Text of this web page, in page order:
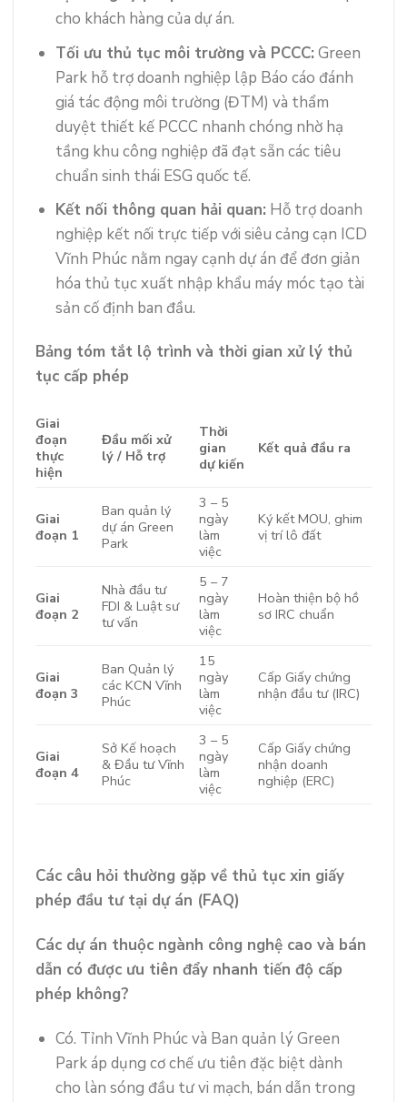
cho khách hàng của dự án.
Tối ưu thủ tục môi trường và PCCC: Green
Park hỗ trợ doanh nghiệp lập Báo cáo đánh
giá tác động môi trường (ĐTM) và thẩm
duyệt thiết kế PCCC nhanh chóng nhờ hạ
tầng khu công nghiệp đã đạt sẵn các tiêu
chuẩn sinh thái ESG quốc tế.
Kết nối thông quan hải quan: Hỗ trợ doanh
nghiệp kết nối trực tiếp với siêu cảng cạn ICD
Vĩnh Phúc nằm ngay cạnh dự án để đơn giản
hóa thủ tục xuất nhập khẩu máy móc tạo tài
sản cố định ban đầu.
Bảng tóm tắt lộ trình và thời gian xử lý thủ
tục cấp phép
Giai
đoạn
thực
hiện
Đầu mối xử
lý / Hỗ trợ
Thời
gian
dự kiến
Kết quả đầu ra
Giai
đoạn 1
Ban quản lý
dự án Green
Park
3 – 5
ngày
làm
việc
Ký kết MOU, ghim
vị trí lô đất
Giai
đoạn 2
Nhà đầu tư
FDI & Luật sư
tư vấn
5 – 7
ngày
làm
việc
Hoàn thiện bộ hồ
sơ IRC chuẩn
Giai
đoạn 3
Ban Quản lý
các KCN Vĩnh
Phúc
15
ngày
làm
việc
Cấp Giấy chứng
nhận đầu tư (IRC)
Giai
đoạn 4
Sở Kế hoạch
& Đầu tư Vĩnh
Phúc
3 – 5
ngày
làm
việc
Cấp Giấy chứng
nhận doanh
nghiệp (ERC)
Các câu hỏi thường gặp về thủ tục xin giấy
phép đầu tư tại dự án (FAQ)
Các dự án thuộc ngành công nghệ cao và bán
dẫn có được ưu tiên đẩy nhanh tiến độ cấp
phép không?
Có. Tỉnh Vĩnh Phúc và Ban quản lý Green
Park áp dụng cơ chế ưu tiên đặc biệt dành
cho làn sóng đầu tư vi mạch, bán dẫn trong